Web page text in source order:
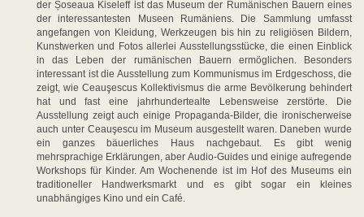
der Șoseaua Kiseleff ist das Museum der Rumänischen Bauern eines
der interessantesten Museen Rumäniens. Die Sammlung umfasst
angefangen von Kleidung, Werkzeugen bis hin zu religiösen Bildern,
Kunstwerken und Fotos allerlei Ausstellungsstücke, die einen Einblick
in das Leben der rumänischen Bauern ermöglichen. Besonders
interessant ist die Ausstellung zum Kommunismus im Erdgeschoss, die
zeigt, wie Ceauşescus Kollektivismus die arme Bevölkerung behindert
hat und fast eine jahrhundertealte Lebensweise zerstörte. Die
Ausstellung zeigt auch einige Propaganda-Bilder, die ironischerweise
auch unter Ceauşescu im Museum ausgestellt waren. Daneben wurde
ein ganzes bäuerliches Haus nachgebaut. Es gibt wenig
mehrsprachige Erklärungen, aber Audio-Guides und einige aufregende
Workshops für Kinder. Am Wochenende ist im Hof des Museums ein
traditioneller Handwerksmarkt und es gibt sogar ein kleines
unabhängiges Kino und ein Café.